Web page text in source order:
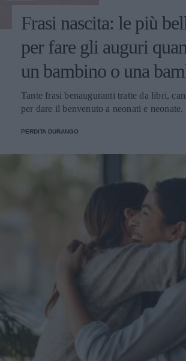
Frasi nascita: le più
per fare gli auguri
un bambino o una
Tante frasi benauguranti tratte da libri,
per dare il benvenuto a neonati e neonate.
PERDITA DURANGO